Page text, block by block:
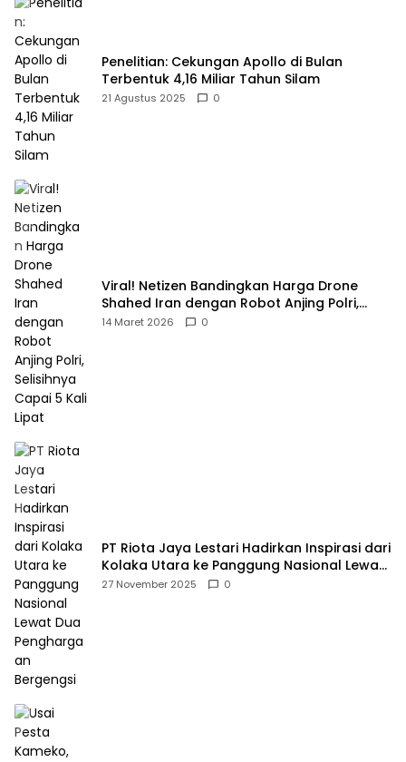
Penelitian: Cekungan Apollo di Bulan
Terbentuk 4,16 Miliar Tahun Silam
21 Agustus 2025 0
Viral! Netizen Bandingkan Harga Drone
Shahed Iran dengan Robot Anjing Polri,
Selisihnya Capai 5 Kali Lipat
14 Maret 2026 0
PT Riota Jaya Lestari Hadirkan Inspirasi dari
Kolaka Utara ke Panggung Nasional Lewat
Dua Penghargaan Bergengsi
27 November 2025 0